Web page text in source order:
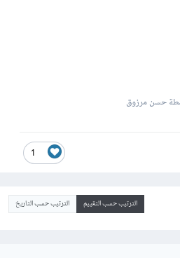
حسن مرزوق
1
الترتيب حسب التقييم الترتيب حسب التاريخ